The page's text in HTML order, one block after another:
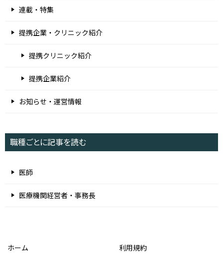
連載・特集
提携企業・クリニック紹介
提携クリニック紹介
提携企業紹介
お知らせ・運営情報
職種ごとに記事を読む
医師
医療機関経営者・事務長
ホーム 利用規約